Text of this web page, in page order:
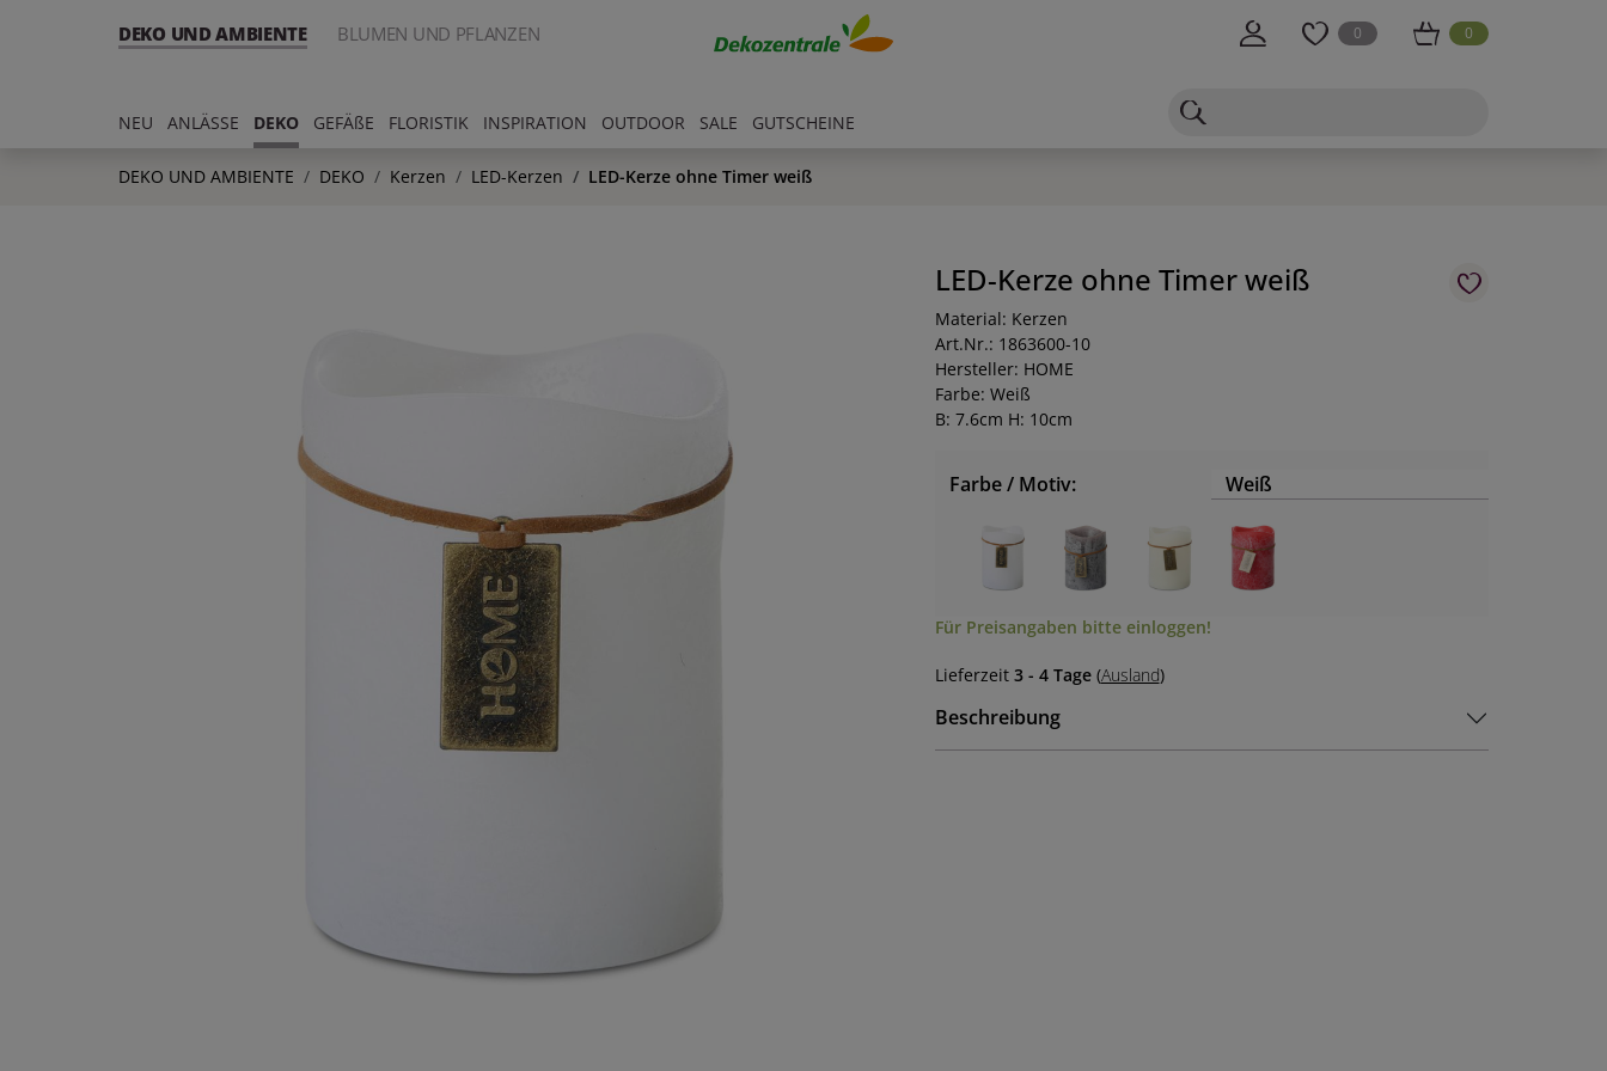
DEKO UND AMBIENTE BLUMEN UND PFLANZEN 0 0
NEU ANLÄSSE DEKO GEFÄßE FLORISTIK INSPIRATION OUTDOOR SALE GUTSCHEINE
DEKO UND AMBIENTE DEKO Kerzen LED-Kerzen LED-Kerze ohne Timer weiß
LED-Kerze ohne Timer weiß
Material: Kerzen
Art.Nr.: 1863600-10
Hersteller: HOME
Farbe: Weiß
B: 7.6cm H: 10cm
Farbe / Motiv: Weiß
Für Preisangaben bitte einloggen!
Lieferzeit 3 - 4 Tage(Ausland)
Beschreibung